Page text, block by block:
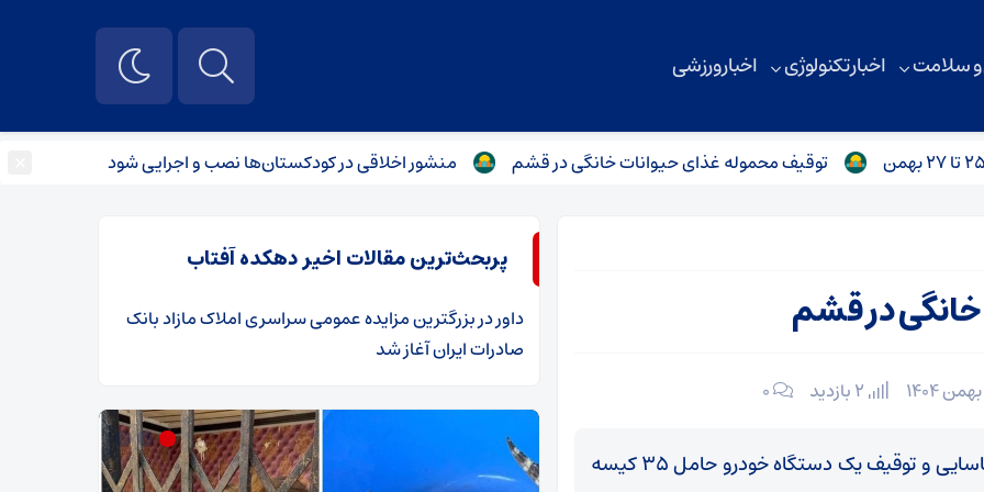
و سلامت اخبار تکنولوژی اخبار ورزشی
توقیف محموله غذای حیوانات خانگی در قشم منشور اخلاقی در کودکستان‌ها نصب و اجرایی شود پزشکیان:
در قشم
۰
قشم- فرمانده انتظامی شهرستان قشم از شناسایی و توقیف یک دستگاه خودرو حامل ۳۵ کیسه
پربحث‌ترین مقالات اخیر دهکده آفتاب
داوردر​بزرگترین مزایده عمومی سراسری املاک مازاد بانک
صادرات ایران آغاز شد